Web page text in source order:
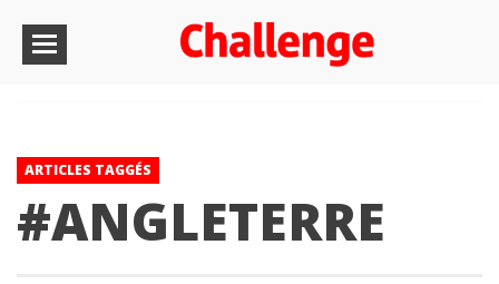
ARTICLES TAGGÉS
#ANGLETERRE